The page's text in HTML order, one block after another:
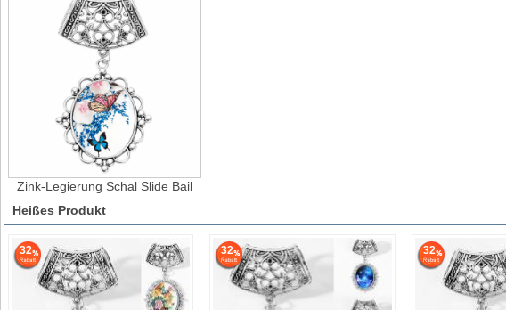
Zink-Legierung Schal Slide Bail
Heißes Produkt
32 32 32